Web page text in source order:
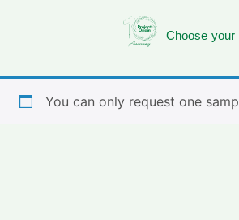
Choose your
You can only request one